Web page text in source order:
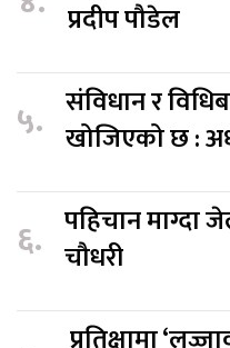
प्रदीप पौडेल
५. संविधान र
खोजिएको छ :
६. पहिचान माग्दा
चौधरी